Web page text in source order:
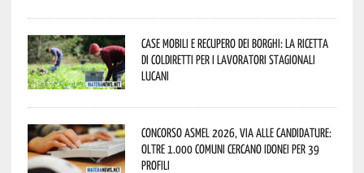
Case mobili e recupero dei borghi: la ricetta
di Coldiretti per i lavoratori stagionali
lucani
Concorso Asmel 2026, via alle candidature:
oltre 1.000 Comuni cercano idonei per 39
profili